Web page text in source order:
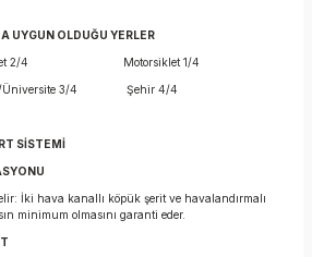
UYGUN OLDUĞU YERLER
4 Motorsiklet 1/4
3/4 Şehir 4/4
SİSTEMİ
İki hava kanallı köpük şerit ve havalandırmalı
minimum olmasını garanti eder.